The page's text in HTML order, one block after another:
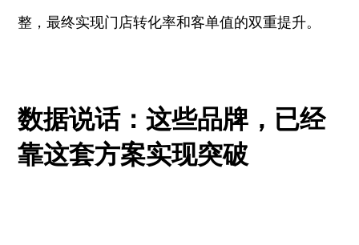
整，最终实现门店转化率和客单值的双重提升。
数据说话：这些品牌，已经
靠这套方案实现突破